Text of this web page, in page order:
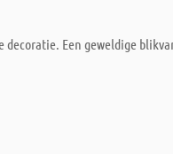
Een geweldige